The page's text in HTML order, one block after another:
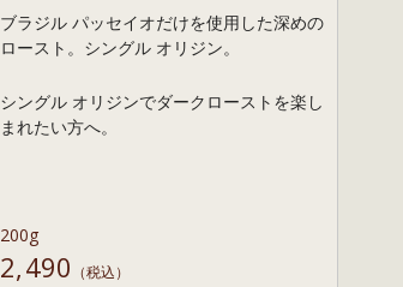
ブラジル パッセイオだけを使用した深めの
ロースト。シングル オリジン。
シングル オリジンでダークローストを楽し
まれたい方へ。
200g
2,490 （税込）